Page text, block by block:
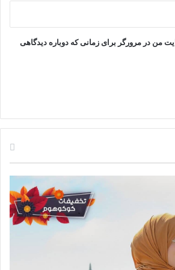
من در مرورگر برای زمانی که دوباره دیدگاهی